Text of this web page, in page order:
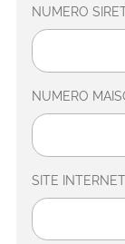
NUMERO
NUMERO
SITE INTERNET